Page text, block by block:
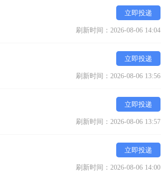
立即投递
刷新时间：2026-08-06 14:04
立即投递
刷新时间：2026-08-06 13:56
立即投递
刷新时间：2026-08-06 13:57
立即投递
刷新时间：2026-08-06 14:00